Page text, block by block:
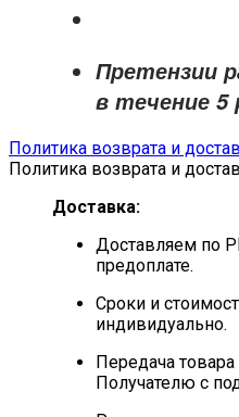
Претензии
в течение 5
Политика возврата и
Политика возврата и
Доставка:
Доставляем по
предоплате.
Сроки и
индивидуально.
Передача
Получателю с